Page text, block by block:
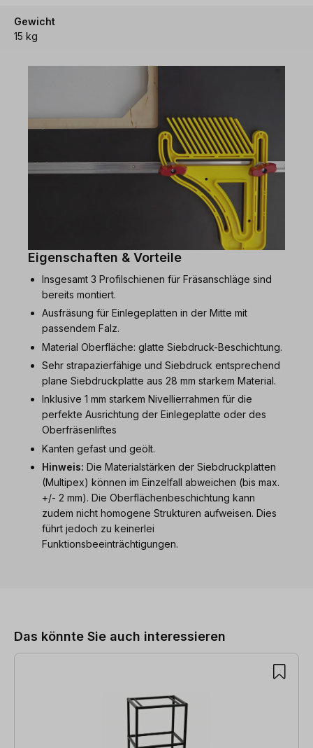
Gewicht
15 kg
Eigenschaften & Vorteile
Insgesamt 3 Profilschienen für Fräsanschläge sind
bereits montiert.
Ausfräsung für Einlegeplatten in der Mitte mit
passendem Falz.
Material Oberfläche: glatte Siebdruck-Beschichtung.
Sehr strapazierfähige und Siebdruck entsprechend
plane Siebdruckplatte aus 28 mm starkem Material.
Inklusive 1 mm starkem Nivellierrahmen für die
perfekte Ausrichtung der Einlegeplatte oder des
Oberfräsenliftes
Kanten gefast und geölt.
Hinweis: Die Materialstärken der Siebdruckplatten
(Multipex) können im Einzelfall abweichen (bis max.
+/- 2 mm). Die Oberflächenbeschichtung kann
zudem nicht homogene Strukturen aufweisen. Dies
führt jedoch zu keinerlei
Funktionsbeeinträchtigungen.
Das könnte Sie auch interessieren